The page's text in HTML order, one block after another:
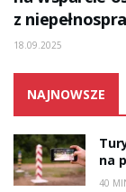
z
18.09.2025
NAJNOWSZE
na
40